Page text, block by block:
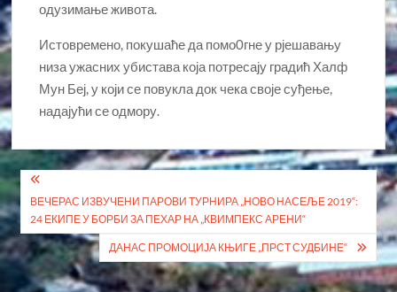
одузимање живота.
Истовремено, покушаће да помо0гне у рјешавању
низа ужасних убистава која потресају градић Халф
Мун Беј, у који се повукла док чека своје суђење,
надајући се одмору.
Кретање
чланка
ВЕЧЕРАС ИЗВУЧЕНИ ПАРОВИ ТУРНИРА „НОВО НАСЕЉЕ 2019“:
24 ЕКИПЕ У БОРБИ ЗА ПЕХАР НА „КВИМПЕКС АРЕНИ“
ДАНАС ПРОМОЦИЈА КЊИГЕ „ПРСТ СУДБИНЕ“